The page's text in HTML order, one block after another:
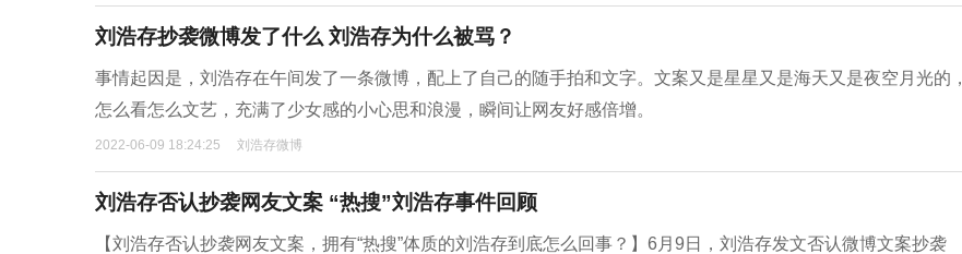
刘浩存抄袭微博发了什么 刘浩存为什么被骂？
事情起因是，刘浩存在午间发了一条微博，配上了自己的随手拍和文字。文案又是星星又是海天又是夜空月光的，
怎么看怎么文艺，充满了少女感的小心思和浪漫，瞬间让网友好感倍增。
2022-06-09 18:24:25 刘浩存微博
刘浩存否认抄袭网友文案 “热搜”刘浩存事件回顾
【刘浩存否认抄袭网友文案，拥有“热搜”体质的刘浩存到底怎么回事？】6月9日，刘浩存发文否认微博文案抄袭